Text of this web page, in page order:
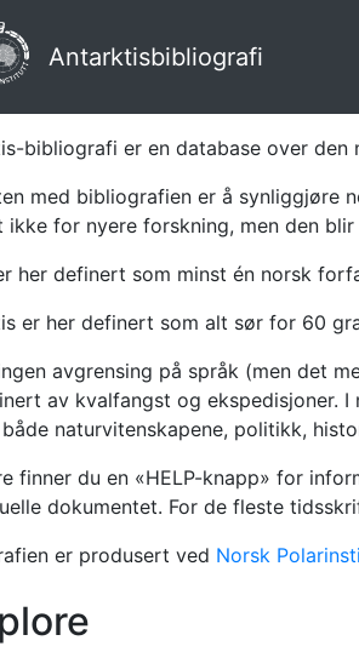
Antarktisbibliografi
bibliografi er en database over den
med bibliografien er å synliggjøre
ikke for nyere forskning, men den
her definert som minst én norsk
er her definert som alt sør for 60
avgrensing på språk (men det
av kvalfangst og ekspedisjoner.
naturvitenskapene, politikk,
finner du en «HELP-knapp» for
dokumentet. For de fleste
er produsert ved Norsk